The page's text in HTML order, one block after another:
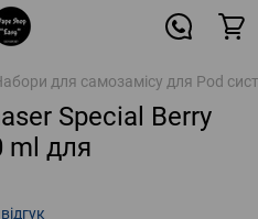
для самозамісу для Pod
Special Berry
ml для